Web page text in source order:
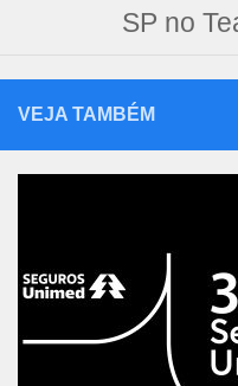
SP no
VEJA TAMBÉM